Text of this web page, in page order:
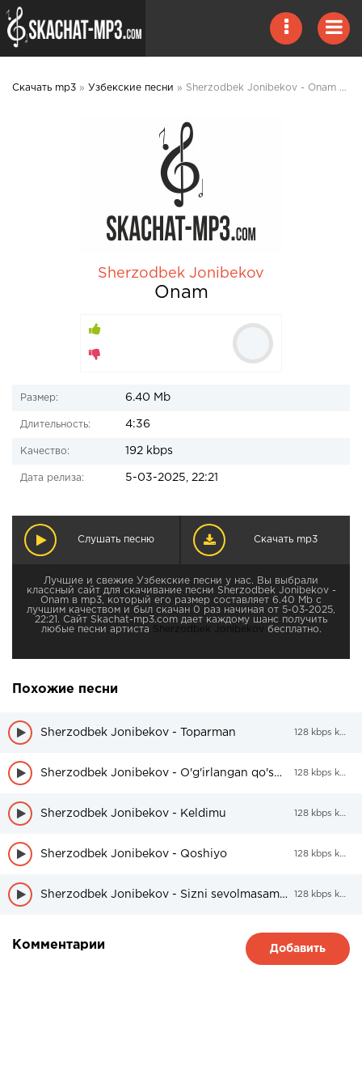
Скачать mp3 » Узбекские песни » Sherzodbek Jonibekov - Onam mp3 скачать
Sherzodbek Jonibekov
Onam
Размер: 6.40 Mb
Длительность: 4:36
Качество: 192 kbps
Дата релиза: 5-03-2025, 22:21
Слушать песню Скачать mp3
Лучшие и свежие Узбекские песни у нас. Вы выбрали
классный сайт для скачивание песни Sherzodbek Jonibekov -
Onam в mp3, который его размер составляет 6.40 Mb с
лучшим качеством и был скачан 0 раз начиная от 5-03-2025,
22:21. Сайт Skachat-mp3.com дает каждому шанс получить
любые песни артиста
бесплатно.
Похожие песни
Sherzodbek Jonibekov - Toparman 128 kbps kbps
Sherzodbek Jonibekov - O'g'irlangan qo'shiq 128 kbps kbps
Sherzodbek Jonibekov - Keldimu 128 kbps kbps
Sherzodbek Jonibekov - Qoshiyo 128 kbps kbps
Sherzodbek Jonibekov - Sizni sevolmasam netay 128 kbps kbps
Комментарии Добавить